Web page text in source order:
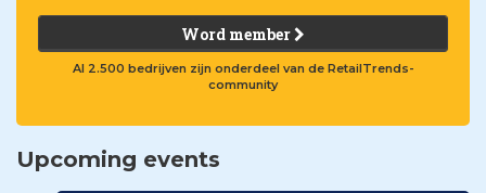
Word member
Al 2.500 bedrijven zijn onderdeel van de RetailTrends-
community
Upcoming events